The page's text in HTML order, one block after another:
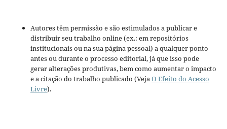
Autores têm permissão e são estimulados a publicar e
distribuir seu trabalho online (ex.: em repositórios
institucionais ou na sua página pessoal) a qualquer ponto
antes ou durante o processo editorial, já que isso pode
gerar alterações produtivas, bem como aumentar o impacto
e a citação do trabalho publicado (VejaO Efeito do Acesso
Livre).